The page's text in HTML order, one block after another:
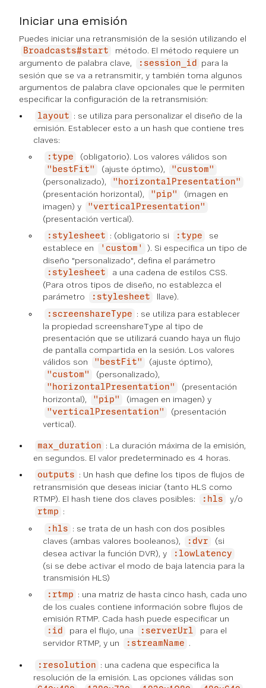
Iniciar una emisión
Puedes iniciar una retransmisión de la sesión utilizando el
Broadcasts#start
método. El método requiere un
argumento de palabra clave,
:session_id
para la
sesión que se va a retransmitir, y también toma algunos
argumentos de palabra clave opcionales que le permiten
especificar la configuración de la retransmisión:
layout
: se utiliza para personalizar el diseño de la
emisión. Establecer esto a un hash que contiene tres
claves:
:type (obligatorio). Los valores válidos son
"bestFit" (ajuste óptimo), "custom"
(personalizado), "horizontalPresentation"
(presentación horizontal), "pip"
(imagen en
imagen) y
"verticalPresentation"
(presentación vertical).
:stylesheet : (obligatorio si :type
se
establece en
'custom'
). Si especifica un tipo de
diseño "personalizado", defina el parámetro
:stylesheet
a una cadena de estilos CSS.
(Para otros tipos de diseño, no establezca el
parámetro
:stylesheet llave).
:screenshareType
: se utiliza para establecer
la propiedad screenshareType al tipo de
presentación que se utilizará cuando haya un flujo
de pantalla compartida en la sesión. Los valores
válidos son
"bestFit" (ajuste óptimo),
"custom" (personalizado),
"horizontalPresentation"
(presentación
horizontal),
"pip" (imagen en imagen) y
"verticalPresentation"
(presentación
vertical).
max_duration
: La duración máxima de la emisión,
en segundos. El valor predeterminado es 4 horas.
outputs
: Un hash que define los tipos de flujos de
retransmisión que deseas iniciar (tanto HLS como
RTMP). El hash tiene dos claves posibles:
:hls y/o
rtmp :
:hls
: se trata de un hash con dos posibles
claves (ambas valores booleanos),
:dvr
(si
desea activar la función DVR), y
:lowLatency
(si se debe activar el modo de baja latencia para la
transmisión HLS)
:rtmp
: una matriz de hasta cinco hash, cada uno
de los cuales contiene información sobre flujos de
emisión RTMP. Cada hash puede especificar un
:id para el flujo, una :serverUrl
para el
servidor RTMP, y un
:streamName .
:resolution
: una cadena que especifica la
resolución de la emisión. Las opciones válidas son